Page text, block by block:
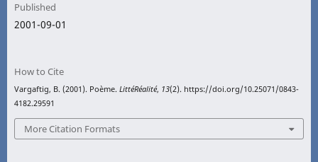
Published
2001-09-01
How to Cite
Vargaftig, B. (2001). Poème. LittéRéalité, 13(2). https://doi.org/10.25071/0843-
4182.29591
More Citation Formats